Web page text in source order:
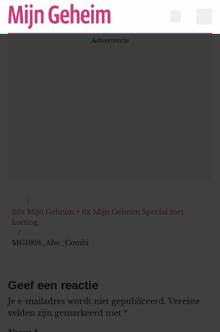
26x Mijn Geheim + 6x Mijn Geheim Special met
korting
MG1808_Abo_Combi
Geef een reactie
Je e-mailadres wordt niet gepubliceerd. Vereiste
velden zijn gemarkeerd met *